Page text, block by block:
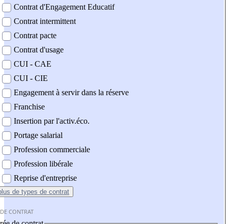
Contrat d'Engagement Educatif
Contrat intermittent
Contrat pacte
Contrat d'usage
CUI - CAE
CUI - CIE
Engagement à servir dans la réserve
Franchise
Insertion par l'activ.éco.
Portage salarial
Profession commerciale
Profession libérale
Reprise d'entreprise
de types de contrat
CONTRAT